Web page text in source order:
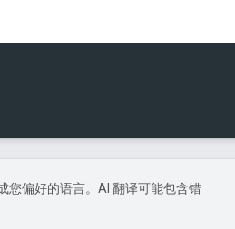
您偏好的语言。AI 翻译可能包含错